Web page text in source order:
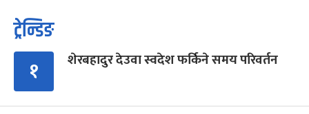
ट्रेन्डिङ
१ शेरबहादुर देउवा स्वदेश फर्किने समय परिवर्तन